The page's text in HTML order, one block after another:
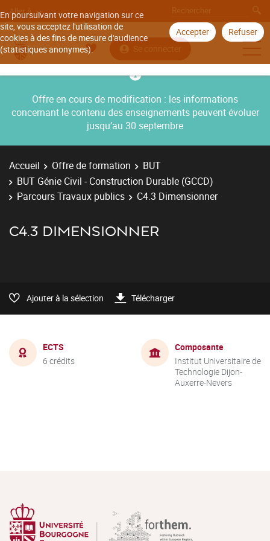
En poursuivant votre navigation sur ce
site, vous acceptez l'utilisation de
cookies à des fins de mesure d'audience
(statistiques anonymes).
Accepter Refuser
Aller à
Se connecter
Offre en cours de modification : les informations
concernant le contenu des enseignements peuvent évoluer
jusqu’au 30 septembre
Accueil Offre de formation
BUT
BUT Génie Civil - Construction Durable (GCCD)
Parcours Travaux publics
C4.3 Dimensionner
C4.3 DIMENSIONNER
Ajouter à la sélection Télécharger
ECTS
6 crédits
Composante
Institut Universitaire de
Technologie Dijon-
Auxerre-Nevers